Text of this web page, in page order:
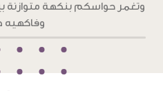
بطعم جرئ من الشوكولاته